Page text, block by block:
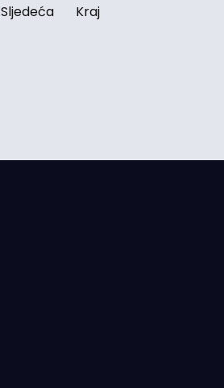
Sljedeća Kraj